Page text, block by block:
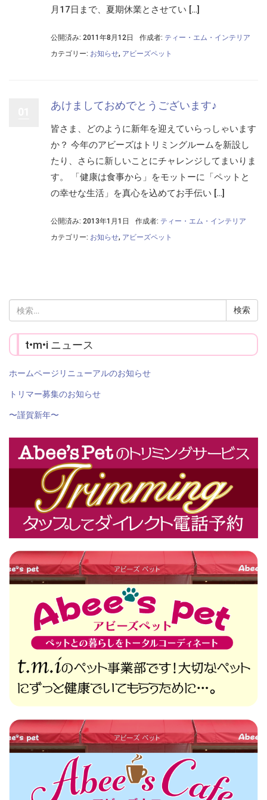
月17日まで、夏期休業とさせてい […]
公開済み: 2011年8月12日 作成者: ティー・エム・インテリア
カテゴリー: お知らせ, アビーズペット
あけましておめでとうございます♪
皆さま、どのように新年を迎えていらっしゃいます
か？ 今年のアビーズはトリミングルームを新設し
たり、さらに新しいことにチャレンジしてまいりま
す。 「健康は食事から」をモットーに「ペットと
の幸せな生活」を真心を込めてお手伝い […]
公開済み: 2013年1月1日 作成者: ティー・エム・インテリア
カテゴリー: お知らせ, アビーズペット
索:
t•m•i ニュース
ホームページリニューアルのお知らせ
トリマー募集のお知らせ
〜謹賀新年〜